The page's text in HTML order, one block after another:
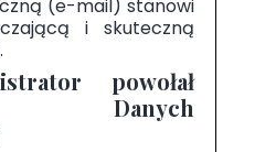
(e-mail) stanowi
i skuteczną
powołał
Danych